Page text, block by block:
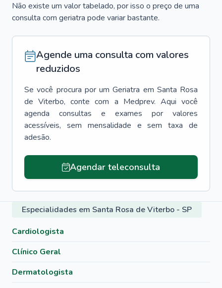
Não existe um valor tabelado, por isso o preço de uma
consulta com geriatra pode variar bastante.
Agende uma consulta com valores
reduzidos
Se você procura por um Geriatra em Santa Rosa
de Viterbo, conte com a Medprev. Aqui você
agenda consultas e exames por valores
acessíveis, sem mensalidade e sem taxa de
adesão.
Agendar teleconsulta
Especialidades em Santa Rosa de Viterbo - SP
Cardiologista
Clínico Geral
Dermatologista